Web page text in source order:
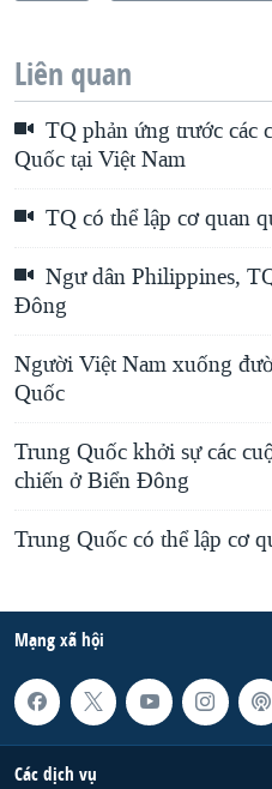
Liên quan
TQ phản ứng trước các
Quốc tại Việt Nam
TQ có thể lập cơ quan
Ngư dân Philippines,
Đông
Người Việt Nam xuống
Quốc
Trung Quốc khởi sự các
chiến ở Biển Đông
Trung Quốc có thể lập cơ
Mạng xã hội
Các dịch vụ